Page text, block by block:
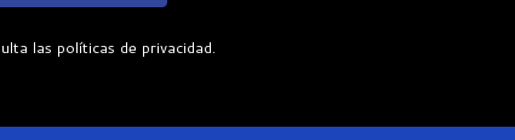
las políticas de privacidad.